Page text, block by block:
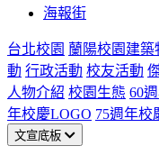
海報街
台北校園 蘭陽校園建築
動 行政活動 校友活動
人物介紹 校園生態 60
年校慶LOGO 75週年校
文宣底板